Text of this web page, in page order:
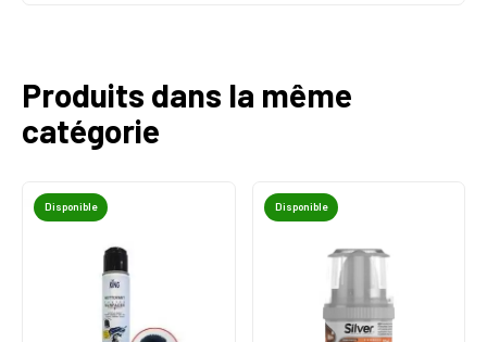
Produits dans la même
catégorie
Disponible Disponible